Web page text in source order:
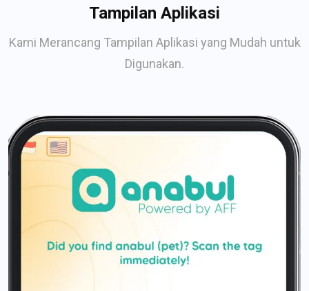
Tampilan Aplikasi
Kami Merancang Tampilan Aplikasi yang Mudah untuk
Digunakan.